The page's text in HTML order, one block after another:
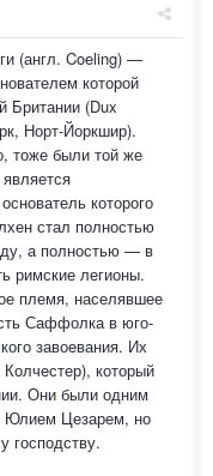
(англ. Coeling) —
которой
Британии (Dux
Норт-Йоркшир).
тоже были той же
которого
стал полностью
а полностью — в
римские легионы.
племя, населявшее
Саффолка в юго-
завоевания. Их
который
Они были одним
Юлием Цезарем, но
господству.